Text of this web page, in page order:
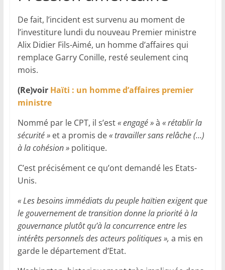
De fait, l’incident est survenu au moment de
l’investiture lundi du nouveau Premier ministre
Alix Didier Fils-Aimé, un homme d’affaires qui
remplace Garry Conille, resté seulement cinq
mois.
(Re)voir Haïti : un homme d’affaires premier
ministre
Nommé par le CPT, il s’est« engagé »à « rétablir la
sécurité »et a promis de« travailler sans relâche (…)
à la cohésion »politique.
C’est précisément ce qu’ont demandé les Etats-
Unis.
« Les besoins immédiats du peuple haïtien exigent que
le gouvernement de transition donne la priorité à la
gouvernance plutôt qu’à la concurrence entre les
intérêts personnels des acteurs politiques », a mis en
garde le département d’Etat.